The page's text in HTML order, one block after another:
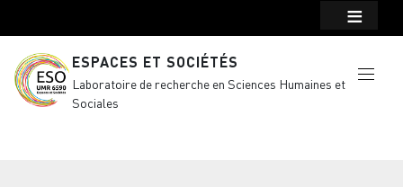
ESPACES ET SOCIÉTÉS
Laboratoire de recherche en Sciences Humaines et
Sociales